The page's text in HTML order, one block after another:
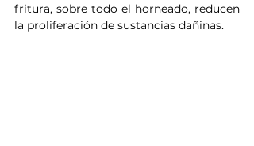
fritura, sobre todo el horneado, reducen
la proliferación de sustancias dañinas.